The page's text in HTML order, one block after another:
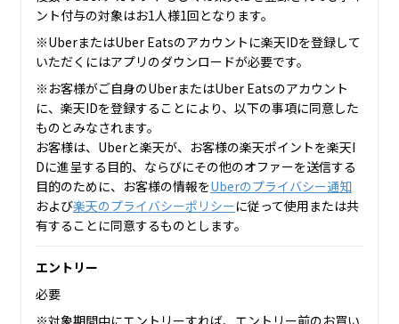
ント付与の対象はお1人様1回となります。
※UberまたはUber Eatsのアカウントに楽天IDを登録して
いただくにはアプリのダウンロードが必要です。
※お客様がご自身のUberまたはUber Eatsのアカウント
に、楽天IDを登録することにより、以下の事項に同意した
ものとみなされます。
お客様は、Uberと楽天が、お客様の楽天ポイントを楽天I
Dに進呈する目的、ならびにその他のオファーを送信する
目的のために、お客様の情報をUberのプライバシー通知
および楽天のプライバシーポリシーに従って使用または共
有することに同意するものとします。
エントリー
必要